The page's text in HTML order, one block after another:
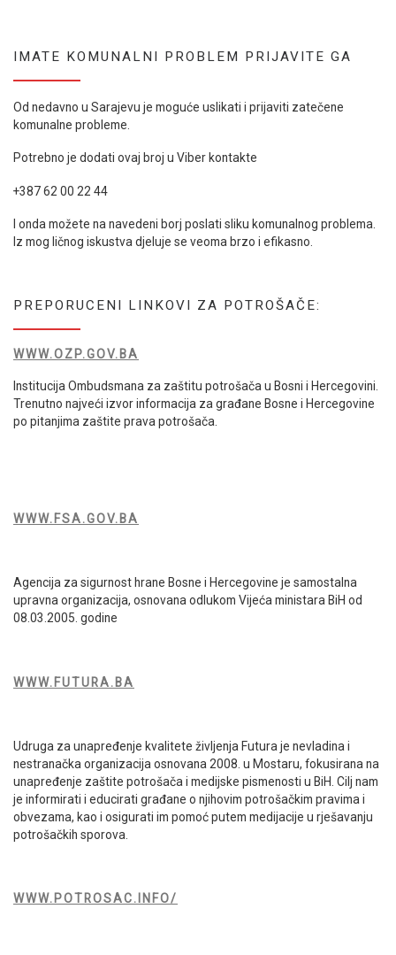
IMATE KOMUNALNI PROBLEM PRIJAVITE GA
Od nedavno u Sarajevu je moguće uslikati i prijaviti zatečene
komunalne probleme.
Potrebno je dodati ovaj broj u Viber kontakte
+387 62 00 22 44
I onda možete na navedeni borj poslati sliku komunalnog problema.
Iz mog ličnog iskustva djeluje se veoma brzo i efikasno.
PREPORUCENI LINKOVI ZA POTROŠAČE:
WWW.OZP.GOV.BA
Institucija Ombudsmana za zaštitu potrošača u Bosni i Hercegovini.
Trenutno najveći izvor informacija za građane Bosne i Hercegovine
po pitanjima zaštite prava potrošača.
WWW.FSA.GOV.BA
Agencija za sigurnost hrane Bosne i Hercegovine je samostalna
upravna organizacija, osnovana odlukom Vijeća ministara BiH od
08.03.2005. godine
WWW.FUTURA.BA
Udruga za unapređenje kvalitete življenja Futura je nevladina i
nestranačka organizacija osnovana 2008. u Mostaru, fokusirana na
unapređenje zaštite potrošača i medijske pismenosti u BiH. Cilj nam
je informirati i educirati građane o njihovim potrošačkim pravima i
obvezama, kao i osigurati im pomoć putem medijacije u rješavanju
potrošačkih sporova.
WWW.POTROSAC.INFO/